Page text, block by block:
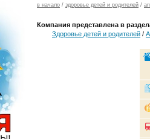
в начало / здоровье детей и родителей /
Компания представлена в
Здоровье детей и родителей /